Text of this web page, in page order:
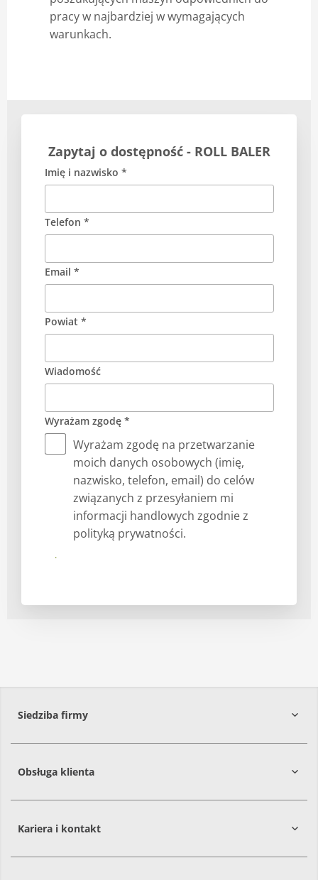
pracy w najbardziej w wymagających
warunkach.
Zapytaj o dostępność - ROLL BALER
Imię i nazwisko *
Telefon *
Email *
Powiat *
Wiadomość
Wyrażam zgodę *
Wyrażam zgodę na przetwarzanie
moich danych osobowych (imię,
nazwisko, telefon, email) do celów
związanych z przesyłaniem mi
informacji handlowych zgodnie z
polityką prywatności.
Prześlij
Siedziba firmy
Obsługa klienta
Kariera i kontakt